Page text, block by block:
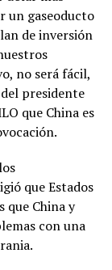
un gaseoducto
de inversión
no será fácil,
presidente
que China es
que Estados
que China y
con una